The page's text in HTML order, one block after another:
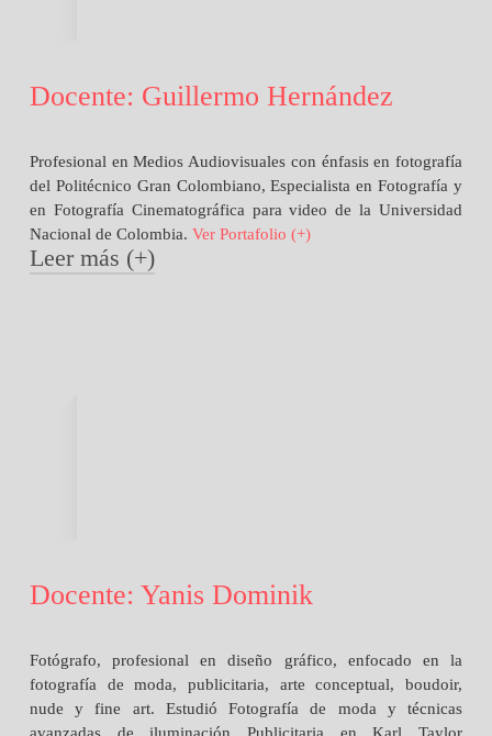
Docente: Guillermo Hernández
Profesional en Medios Audiovisuales con énfasis en fotografía
del Politécnico Gran Colombiano, Especialista en Fotografía y
en Fotografía Cinematográfica para video de la Universidad
Nacional de Colombia. Ver Portafolio (+)
Leer más (+)
Docente: Yanis Dominik
Fotógrafo, profesional en diseño gráfico, enfocado en la
fotografía de moda, publicitaria, arte conceptual, boudoir,
nude y fine art. Estudió Fotografía de moda y técnicas